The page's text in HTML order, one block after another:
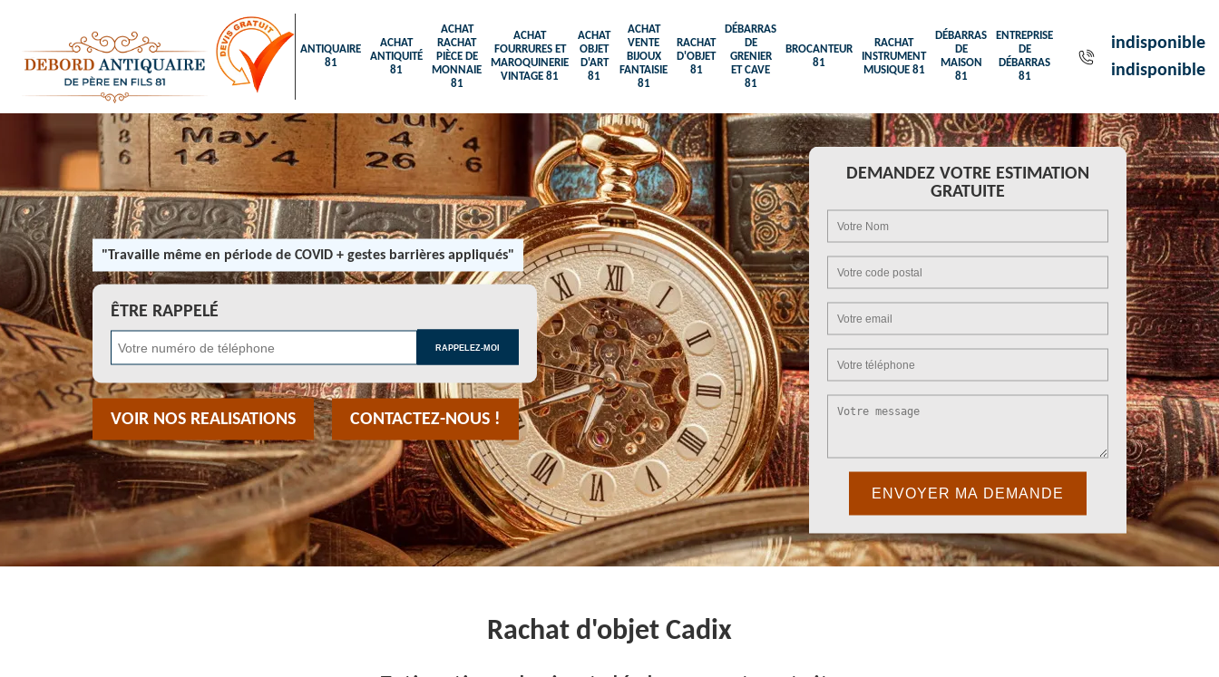
ANTIQUAIRE
81
ACHAT
ANTIQUITÉ
81
ACHAT
RACHAT
PIÈCE DE
MONNAIE
81
ACHAT
FOURRURES ET
MAROQUINERIE
VINTAGE 81
ACHAT
OBJET
D'ART
81
ACHAT
VENTE
BIJOUX
FANTAISIE
81
RACHAT
D'OBJET
81
DÉBARRAS
DE
GRENIER
ET CAVE
81
BROCANTEUR
81
RACHAT
INSTRUMENT
MUSIQUE 81
DÉBARRAS
DE
MAISON
81
ENTREPRISE
DE
DÉBARRAS
81
indisponible
indisponible
"Travaille même en période de COVID + gestes barrières appliqués"
ÊTRE RAPPELÉ
VOIR NOS REALISATIONS CONTACTEZ-NOUS !
DEMANDEZ VOTRE ESTIMATION
GRATUITE
Rachat d'objet Cadix